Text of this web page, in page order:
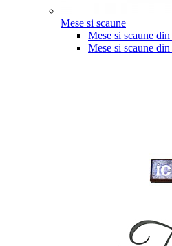
Mese si scaune
Mese si scaune
Mese si scaune